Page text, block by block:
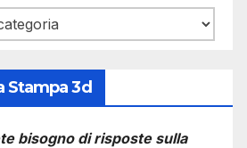
Stampa 3d
bisogno di risposte sulla